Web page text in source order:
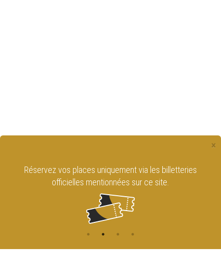
×
Réservez vos places uniquement via les billetteries
officielles mentionnées sur ce site.